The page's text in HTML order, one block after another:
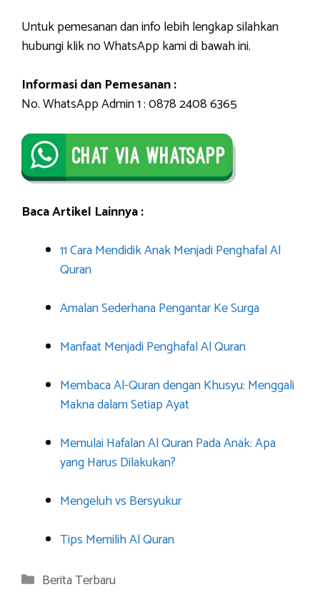
Untuk pemesanan dan info lebih lengkap silahkan
hubungi klik no WhatsApp kami di bawah ini.
Informasi dan Pemesanan :
No. WhatsApp Admin 1 : 0878 2408 6365
Baca Artikel Lainnya :
11 Cara Mendidik Anak Menjadi Penghafal Al
Quran
Amalan Sederhana Pengantar Ke Surga
Manfaat Menjadi Penghafal Al Quran
Membaca Al-Quran dengan Khusyu: Menggali
Makna dalam Setiap Ayat
Memulai Hafalan Al Quran Pada Anak: Apa
yang Harus Dilakukan?
Mengeluh vs Bersyukur
Tips Memilih Al Quran
Categories
Berita Terbaru